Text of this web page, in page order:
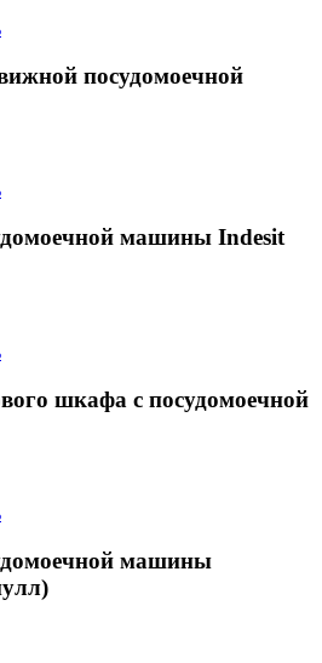
посудомоечной
машины Indesit
шкафа с посудомоечной
машины